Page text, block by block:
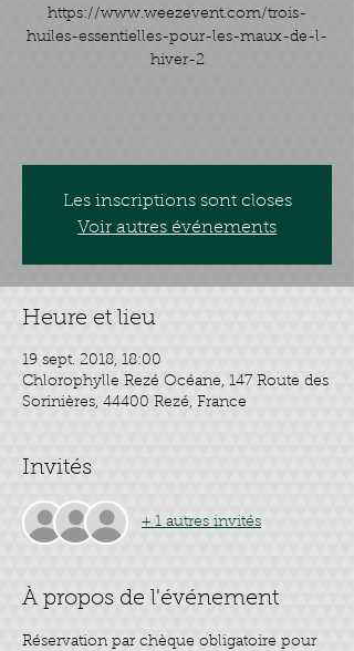
https://www.weezevent.com/trois-
huiles-essentielles-pour-les-maux-de-l-
hiver-2
Les inscriptions sont closes
Voir autres événements
Heure et lieu
19 sept. 2018, 18:00
Chlorophylle Rezé Océane, 147 Route des
Sorinières, 44400 Rezé, France
Invités
+ 1 autres invités
À propos de l'événement
Réservation par chèque obligatoire pour